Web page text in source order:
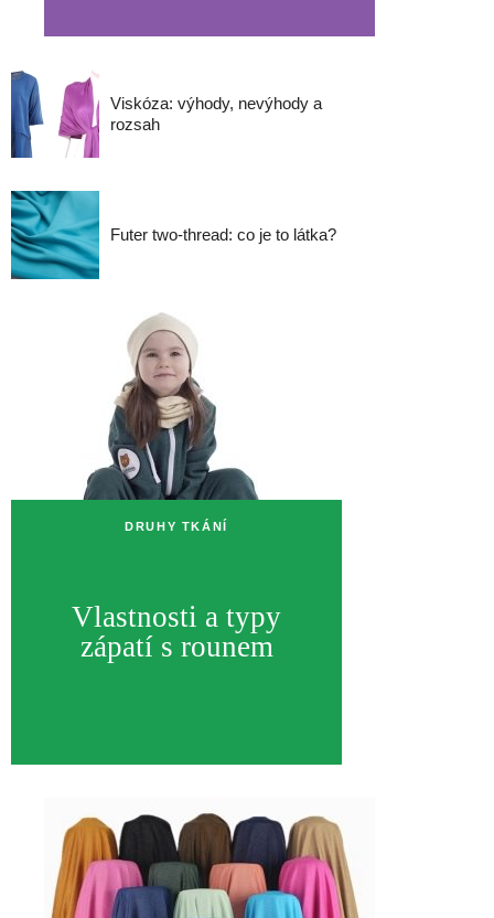
Viskóza: výhody, nevýhody a
rozsah
Futer two-thread: co je to látka?
DRUHY TKÁNÍ
Vlastnosti a typy
zápatí s rounem